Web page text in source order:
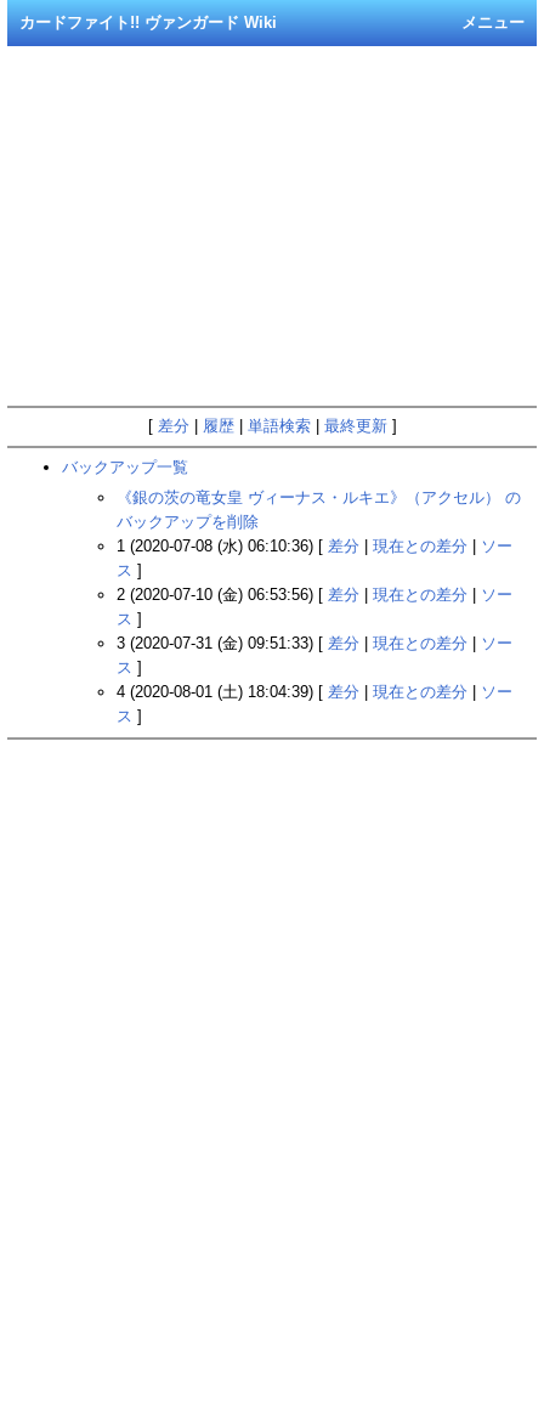
メニュー
カードファイト!! ヴァンガード Wiki
[ 差分 履歴| 単語検索| 最終更新]
バックアップ一覧
《銀の茨の竜女皇 ヴィーナス・ルキエ》（アクセル） の
バックアップを削除
1 (2020-07-08 (水) 06:10:36) [ 差分 現在との差分
ソー
ス ]
2 (2020-07-10 (金) 06:53:56) [ 差分 現在との差分
ソー
ス ]
3 (2020-07-31 (金) 09:51:33) [ 差分 現在との差分
ソー
ス ]
4 (2020-08-01 (土) 18:04:39) [ 差分 現在との差分
ソー
ス ]